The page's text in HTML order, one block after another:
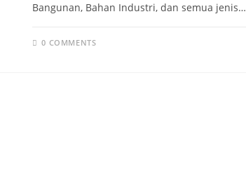
Bangunan, Bahan Industri, dan semua jenis…
0 COMMENTS